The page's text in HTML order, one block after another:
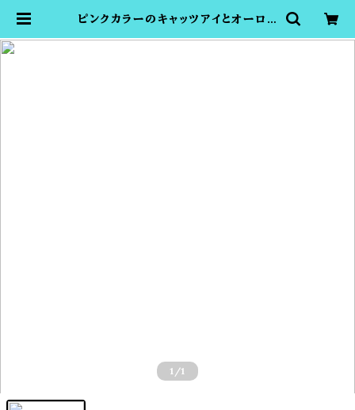
ピンクカラーのキャッツアイとオーロラ
しで有名・さとう式リンパケアの理論に
1 /1